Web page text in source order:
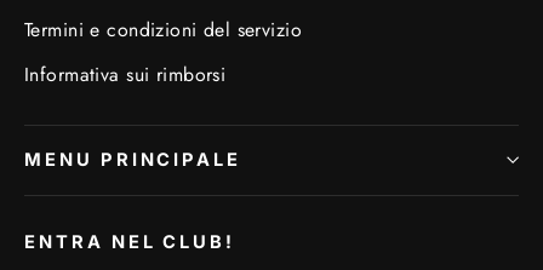
Termini e condizioni del servizio
Informativa sui rimborsi
MENU PRINCIPALE
ENTRA NEL CLUB!